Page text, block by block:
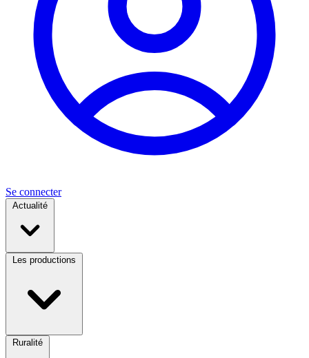
Se connecter
Actualité
Les productions
Ruralité